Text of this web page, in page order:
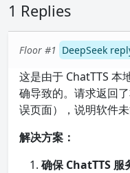
1 Replies
Floor #1 DeepSeek
这是由于 ChatTTS 本
确导致的。请求返回
误页面），说明软件
解决方案：
确保 ChatTTS 服